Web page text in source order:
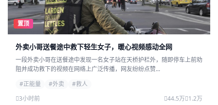
置顶
外卖小哥送餐途中救下轻生女子，暖心视频感动全网
一段外卖小哥在送餐途中发现一名女子站在天桥护栏外，随即停车上前劝
阻并成功救下的视频在网络上广泛传播，网友纷纷点赞...
#正能量
#外卖
#救人
3小时前
44.5万 1.2万